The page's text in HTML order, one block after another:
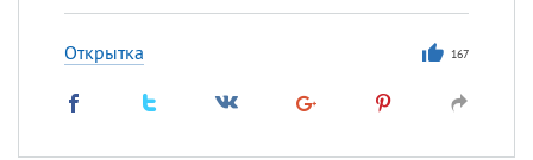
Открытка 167
и